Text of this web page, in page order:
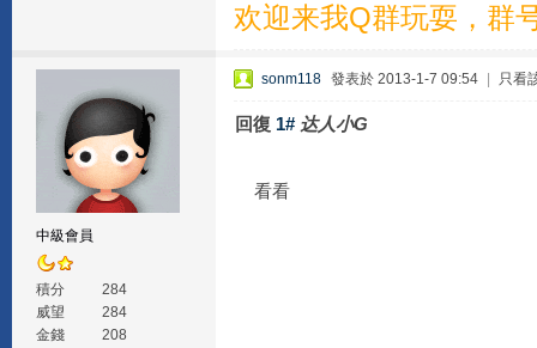
欢迎来我Q群玩耍，群
中級會員
積分
284
威望
284
金錢
208
sonm118 發表於 2013-1-7 09:54 只看
回復 1# 达人小G
看看